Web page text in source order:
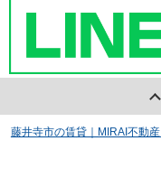
藤井寺市の賃貸｜MIRAI不動産